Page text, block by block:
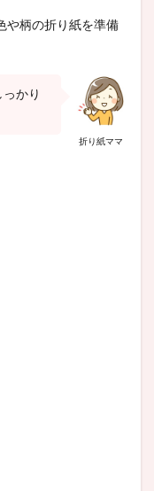
や柄の折り紙を準備
折り紙ママ
かり